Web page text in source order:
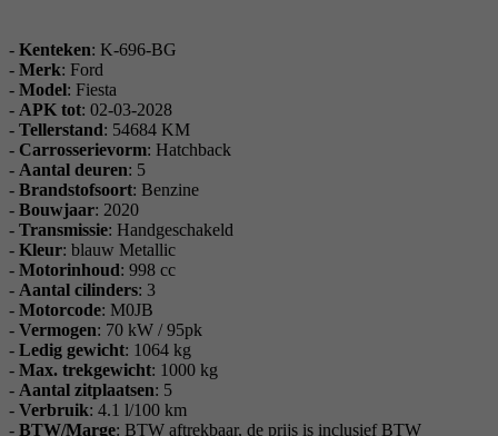
- Kenteken: K-696-BG
- Merk: Ford
- Model: Fiesta
- APK tot: 02-03-2028
- Tellerstand: 54684 KM
- Carrosserievorm: Hatchback
- Aantal deuren: 5
- Brandstofsoort: Benzine
- Bouwjaar: 2020
- Transmissie: Handgeschakeld
- Kleur: blauw Metallic
- Motorinhoud: 998 cc
- Aantal cilinders: 3
- Motorcode: M0JB
- Vermogen: 70 kW / 95pk
- Ledig gewicht: 1064 kg
- Max. trekgewicht: 1000 kg
- Aantal zitplaatsen: 5
- Verbruik: 4.1 l/100 km
- BTW/Marge: BTW aftrekbaar, de prijs is inclusief BTW